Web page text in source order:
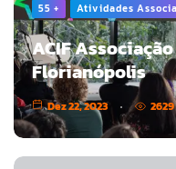
55 + Atividades
ACIF
Florianópolis
Dez 22, 2023 2629